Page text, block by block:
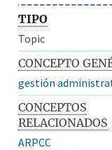
TIPO
Topic
CONCEPTO
gestión
CONCEPTOS
RELACIONADOS
ARPCC